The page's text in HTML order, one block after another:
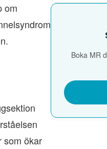
om
som ökar
Boka MR